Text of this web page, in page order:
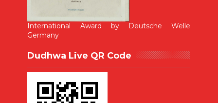
International Award by Deutsche Welle
Germany
Dudhwa Live QR Code